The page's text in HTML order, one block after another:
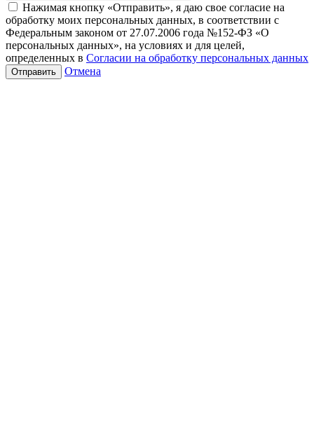
Нажимая кнопку «Отправить», я даю свое согласие на
обработку моих персональных данных, в соответствии с
Федеральным законом от 27.07.2006 года №152-ФЗ «О
персональных данных», на условиях и для целей,
определенных в Согласии на обработку персональных данных
Отмена